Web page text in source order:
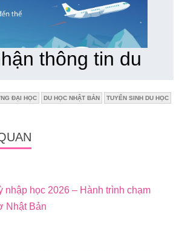
ĐẠI HỌC DU HỌC NHẬT BẢN TUYỂN SINH DU HỌC
nhập học 2026 – Hành trình chạm
Nhật Bản